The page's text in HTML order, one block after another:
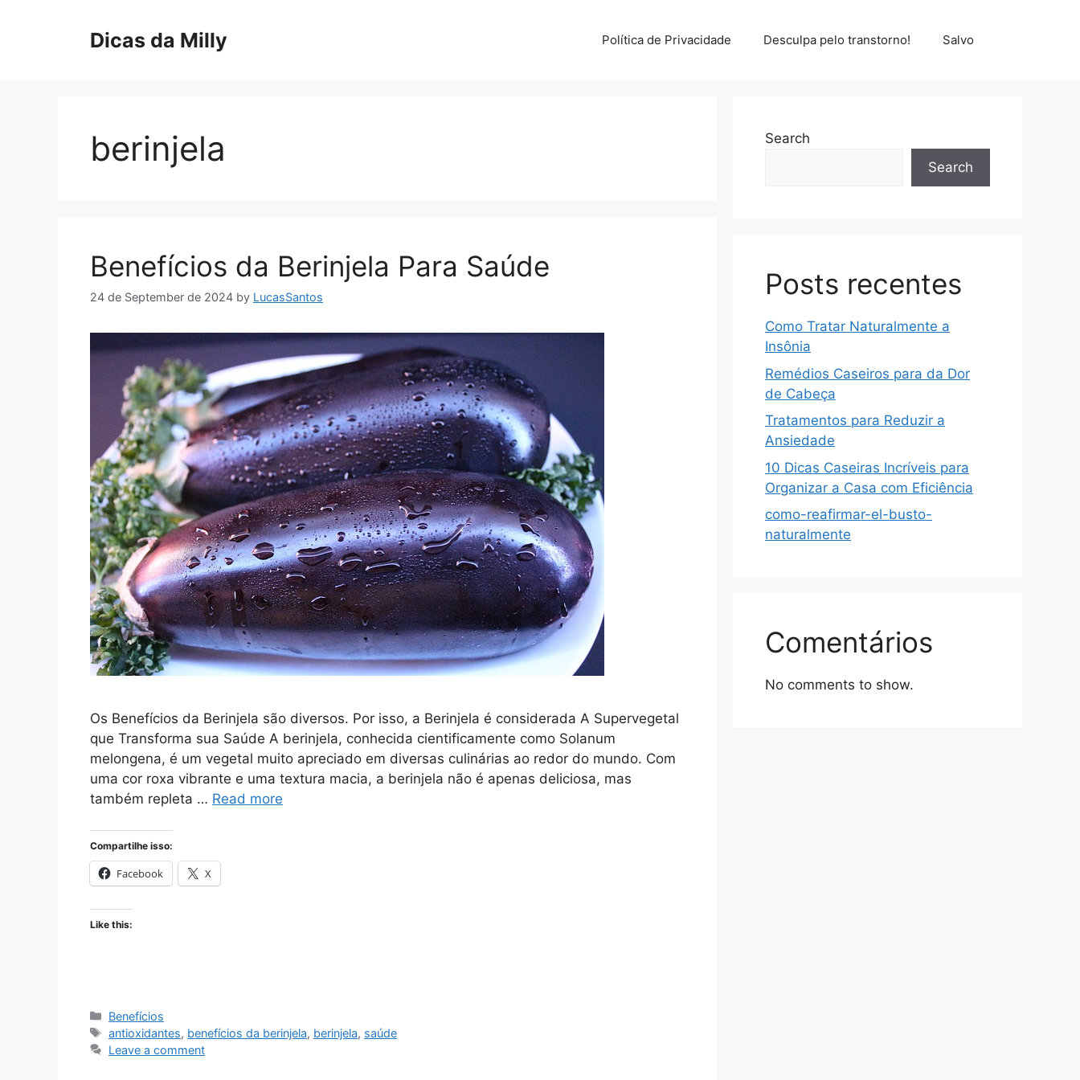
Dicas da Milly Política de Privacidade Desculpa pelo transtorno! Salvo
berinjela
Benefícios da Berinjela Para Saúde
24 de September de 2024 by LucasSantos
Os Benefícios da Berinjela são diversos. Por isso, a Berinjela é considerada A Supervegetal
que Transforma sua Saúde A berinjela, conhecida cientificamente como Solanum
melongena, é um vegetal muito apreciado em diversas culinárias ao redor do mundo. Com
uma cor roxa vibrante e uma textura macia, a berinjela não é apenas deliciosa, mas
também repleta … Read more
Compartilhe isso:
Facebook X
Like this:
Categories
Benefícios
Tags
antioxidantes, benefícios da berinjela, berinjela, saúde
Leave a comment
Search
Search
Posts recentes
Como Tratar Naturalmente a
Insônia
Remédios Caseiros para da Dor
de Cabeça
Tratamentos para Reduzir a
Ansiedade
10 Dicas Caseiras Incríveis para
Organizar a Casa com Eficiência
como-reafirmar-el-busto-
naturalmente
Comentários
No comments to show.